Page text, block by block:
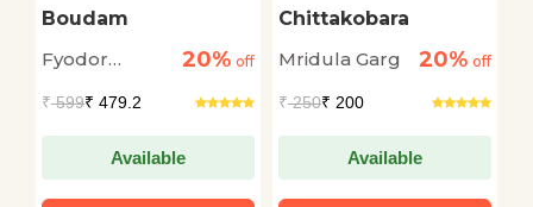
Boudam
Fyodor
20% off
₹599₹ 479.2
Available
Chittakobara
Mridula Garg
20% off
₹250₹ 200
Available